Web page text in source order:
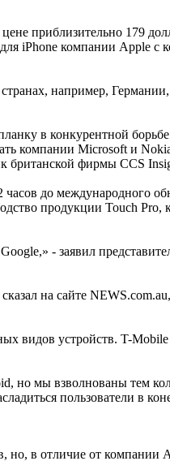
цене приблизительно 179
iPhone компании Apple с
например, Германии,
в конкурентной
компании Microsoft и
британской фирмы CCS
до международного
продукции Touch Pro,
- заявил
на сайте
видов устройств. T-
но мы взволнованы тем
пользователи в
но, в отличие от компании